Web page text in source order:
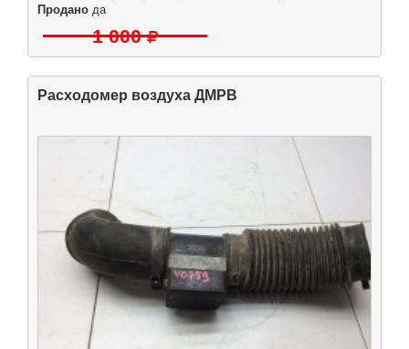
Продано да
1 000
Расходомер воздуха ДМРВ